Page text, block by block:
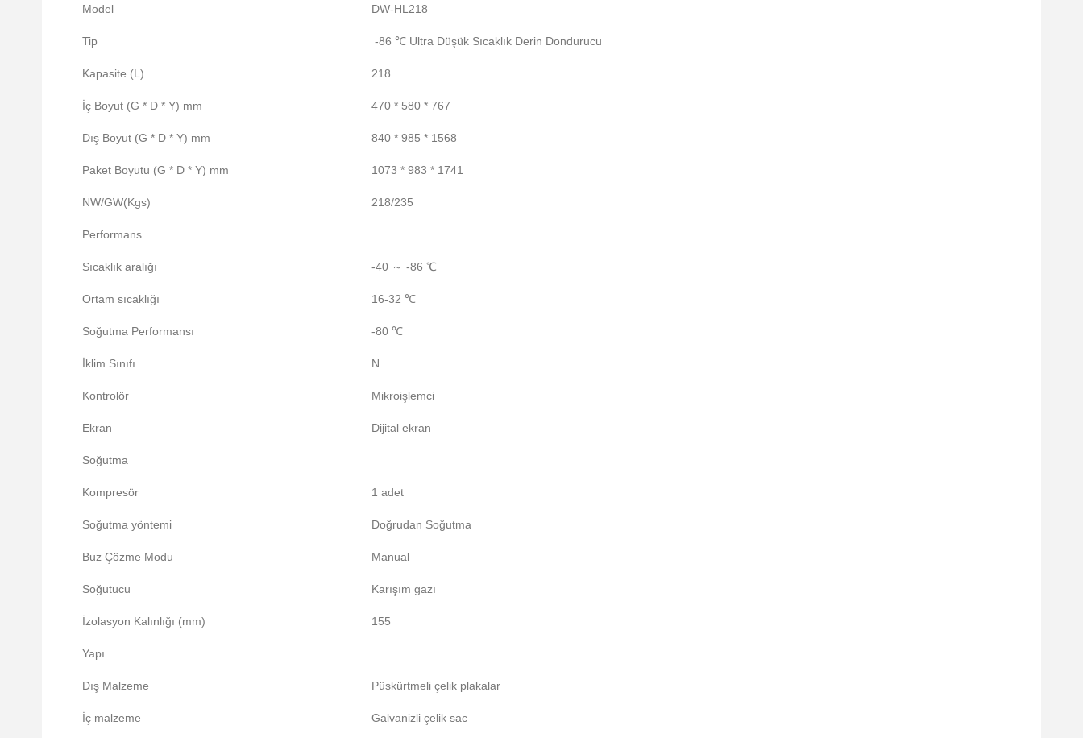
Model DW-HL218
Tip -86 ℃ Ultra Düşük Sıcaklık Derin Dondurucu
Kapasite (L) 218
İç Boyut (G * D * Y) mm 470 * 580 * 767
Dış Boyut (G * D * Y) mm 840 * 985 * 1568
Paket Boyutu (G * D * Y) mm 1073 * 983 * 1741
NW/GW(Kgs) 218/235
Performans
Sıcaklık aralığı -40 ～ -86 ℃
Ortam sıcaklığı 16-32 ℃
Soğutma Performansı -80 ℃
İklim Sınıfı N
Kontrolör Mikroişlemci
Ekran Dijital ekran
Soğutma
Kompresör 1 adet
Soğutma yöntemi Doğrudan Soğutma
Buz Çözme Modu Manual
Soğutucu Karışım gazı
İzolasyon Kalınlığı (mm) 155
Yapı
Dış Malzeme Püskürtmeli çelik plakalar
İç malzeme Galvanizli çelik sac